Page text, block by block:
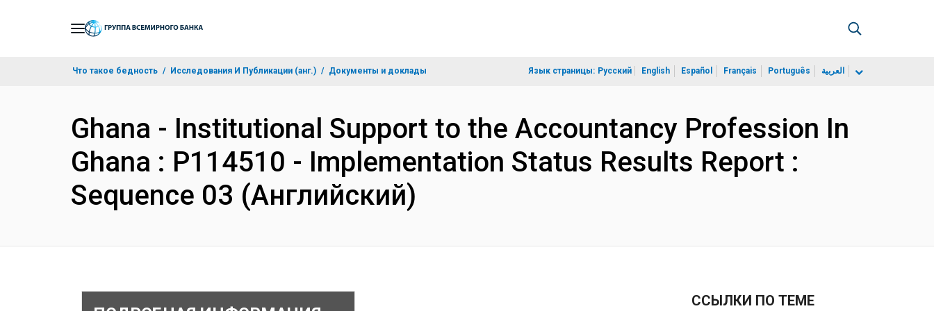
Что такое бедность Исследования И Публикации (анг.) Документы и доклады Язык страницы: Русский English Español Français Português العربية
Ghana - Institutional Support to the Accountancy Profession In
Ghana : P114510 - Implementation Status Results Report :
Sequence 03 (Английский)
ССЫЛКИ ПО ТЕМЕ